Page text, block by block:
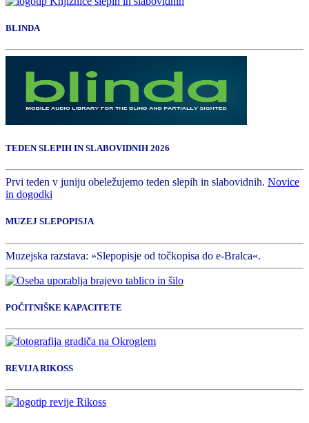
BLINDA
TEDEN SLEPIH IN SLABOVIDNIH 2026
Prvi teden v juniju obeležujemo teden slepih in slabovidnih. Novice
in dogodki
MUZEJ SLEPOPISJA
Muzejska razstava: »Slepopisje od točkopisa do e-Bralca«.
POČITNIŠKE KAPACITETE
REVIJA RIKOSS